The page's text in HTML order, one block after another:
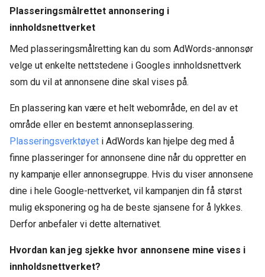
Plasseringsmålrettet annonsering i
innholdsnettverket
Med plasseringsmålretting kan du som AdWords-annonsør
velge ut enkelte nettstedene i Googles innholdsnettverk
som du vil at annonsene dine skal vises på.
En plassering kan være et helt webområde, en del av et
område eller en bestemt annonseplassering.
Plasseringsverktøyet i AdWords kan hjelpe deg med å
finne plasseringer for annonsene dine når du oppretter en
ny kampanje eller annonsegruppe. Hvis du viser annonsene
dine i hele Google-nettverket, vil kampanjen din få størst
mulig eksponering og ha de beste sjansene for å lykkes.
Derfor anbefaler vi dette alternativet.
Hvordan kan jeg sjekke hvor annonsene mine vises i
innholdsnettverket?